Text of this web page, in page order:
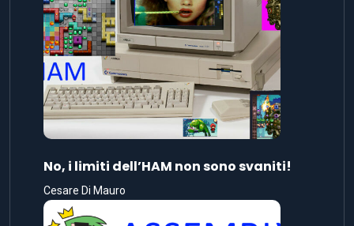
No, i limiti dell’HAM non sono svaniti!
Cesare Di Mauro